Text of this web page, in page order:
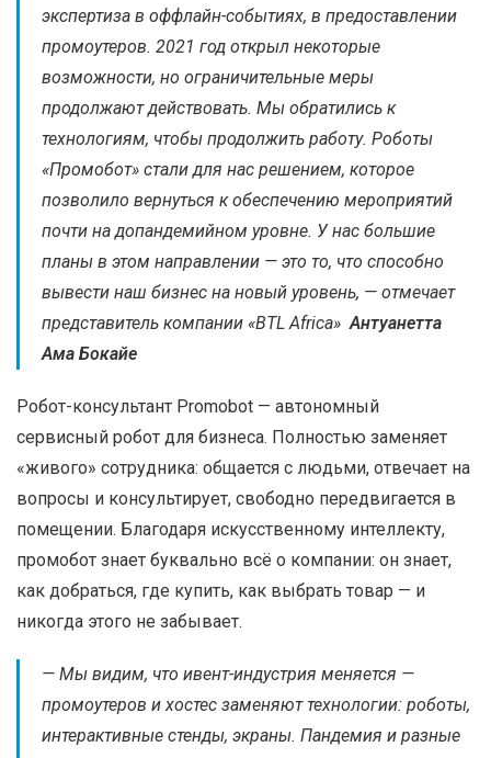
экспертиза в оффлайн-событиях, в предоставлении
промоутеров. 2021 год открыл некоторые
возможности, но ограничительные меры
продолжают действовать. Мы обратились к
технологиям, чтобы продолжить работу. Роботы
«Промобот» стали для нас решением, которое
позволило вернуться к обеспечению мероприятий
почти на допандемийном уровне. У нас большие
планы в этом направлении — это то, что способно
вывести наш бизнес на новый уровень, — отмечает
представитель компании «BTL Africa» Антуанетта
Ама Бокайе
Робот-консультант Promobot — автономный
сервисный робот для бизнеса. Полностью заменяет
«живого» сотрудника: общается с людьми, отвечает на
вопросы и консультирует, свободно передвигается в
помещении. Благодаря искусственному интеллекту,
промобот знает буквально всё о компании: он знает,
как добраться, где купить, как выбрать товар — и
никогда этого не забывает.
— Мы видим, что ивент-индустрия меняется —
промоутеров и хостес заменяют технологии: роботы,
интерактивные стенды, экраны. Пандемия и разные